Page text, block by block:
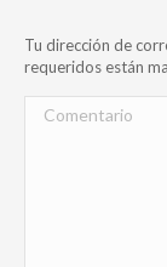
Tu dirección de
requeridos están
Comentario